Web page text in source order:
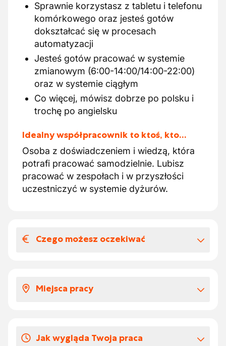
Sprawnie korzystasz z tabletu i telefonu
komórkowego oraz jesteś gotów
dokształcać się w procesach
automatyzacji
Jesteś gotów pracować w systemie
zmianowym (6:00-14:00/14:00-22:00)
oraz w systemie ciągłym
Co więcej, mówisz dobrze po polsku i
trochę po angielsku
Idealny współpracownik to ktoś, kto…
Osoba z doświadczeniem i wiedzą, która
potrafi pracować samodzielnie. Lubisz
pracować w zespołach i w przyszłości
uczestniczyć w systemie dyżurów.
Czego możesz oczekiwać
Otrzymujesz stałą umowę w
Otrzymujesz dobre wynagrodzenie z
Miejsca pracy
piekarniczym.
Jak wygląda Twoja praca